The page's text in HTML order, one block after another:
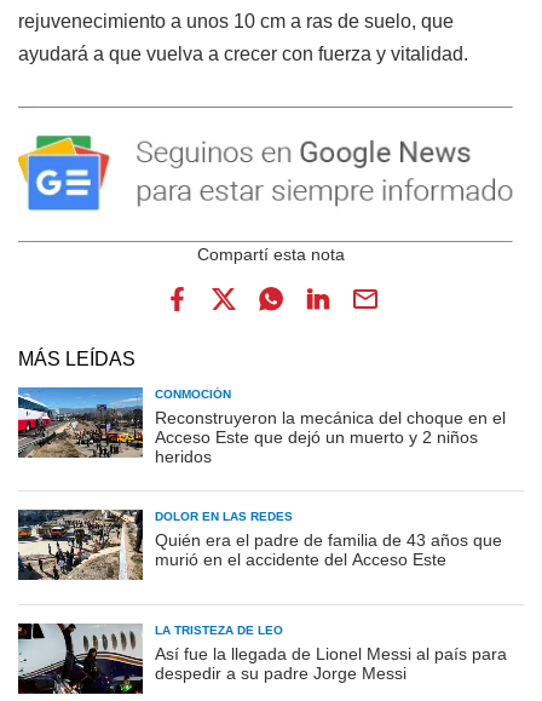
rejuvenecimiento a unos 10 cm a ras de suelo, que
ayudará a que vuelva a crecer con fuerza y vitalidad.
MÁS LEÍDAS
CONMOCIÓN
Reconstruyeron la mecánica del choque en el
Acceso Este que dejó un muerto y 2 niños
heridos
DOLOR EN LAS REDES
Quién era el padre de familia de 43 años que
murió en el accidente del Acceso Este
LA TRISTEZA DE LEO
Así fue la llegada de Lionel Messi al país para
despedir a su padre Jorge Messi